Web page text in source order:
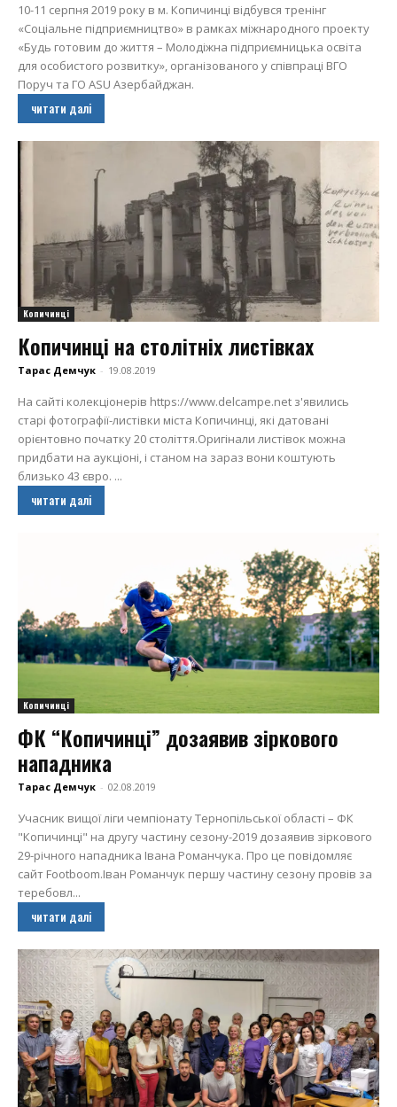
10-11 серпня 2019 року в м. Копичинці відбувся тренінг
«Соціальне підприємництво» в рамках міжнародного проекту
«Будь готовим до життя – Молодіжна підприємницька освіта
для особистого розвитку», організованого у співпраці ВГО
Поруч та ГО ASU Азербайджан.
читати далі
Копичинці
Копичинці на столітніх листівках
Тарас Демчук - 19.08.2019
На сайті колекціонерів https://www.delcampe.net з'явились
старі фотографії-листівки міста Копичинці, які датовані
орієнтовно початку 20 століття.Оригінали листівок можна
придбати на аукціоні, і станом на зараз вони коштують
близько 43 євро. ...
читати далі
Копичинці
ФК “Копичинці” дозаявив зіркового
нападника
Тарас Демчук - 02.08.2019
Учасник вищої ліги чемпіонату Тернопільської області – ФК
"Копичинці" на другу частину сезону-2019 дозаявив зіркового
29-річного нападника Івана Романчука. Про це повідомляє
сайт Footboom.Іван Романчук першу частину сезону провів за
теребовл...
читати далі